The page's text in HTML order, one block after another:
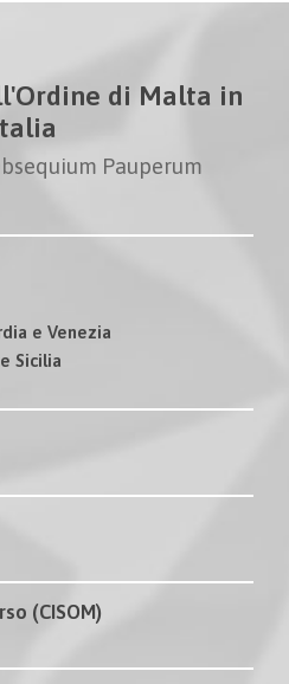
di Malta in
Pauperum
e Venezia
Sicilia
(CISOM)